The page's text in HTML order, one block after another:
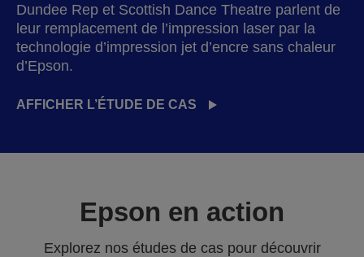
Dundee Rep et Scottish Dance Theatre parlent de
leur remplacement de l’impression laser par la
technologie d’impression jet d’encre sans chaleur
d’Epson.
AFFICHER L’ÉTUDE DE CAS
Epson en action
Explorez nos études de cas pour découvrir